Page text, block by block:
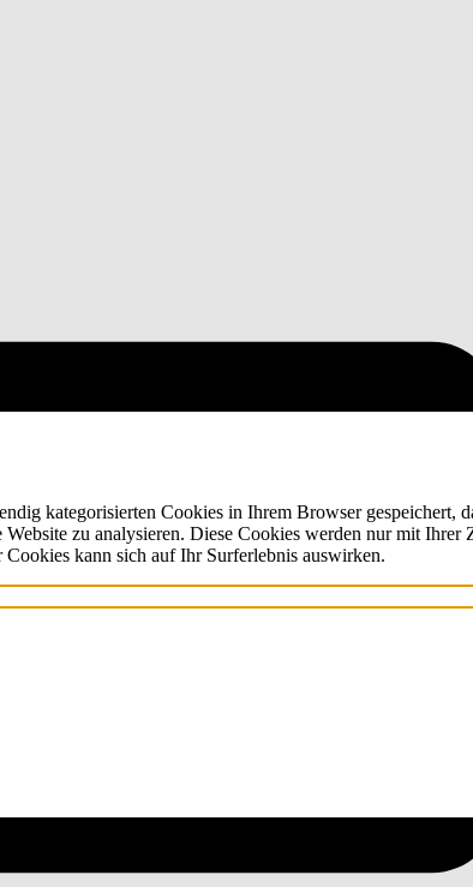
kategorisierten Cookies in Ihrem Browser gespeichert,
zu analysieren. Diese Cookies werden nur mit Ihrer
kann sich auf Ihr Surferlebnis auswirken.